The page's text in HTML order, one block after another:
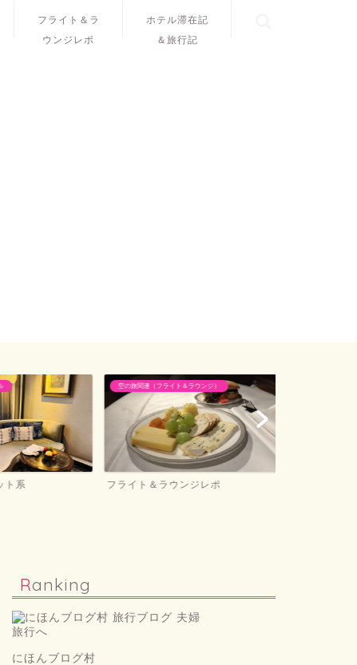
フライト＆ラ
ウンジレポ
ホテル滞在記
＆旅行記
ト系
空の旅関連（フライト＆ラウンジ）
フライト＆ラウンジレポ
Ranking
にほんブログ村